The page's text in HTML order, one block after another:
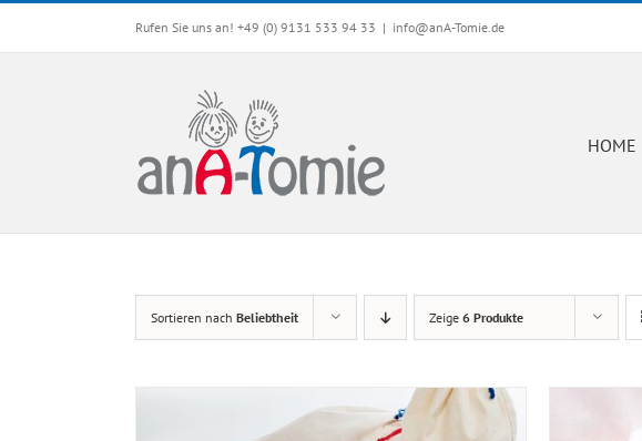
Rufen Sie uns an! +49 (0) 9131 533 94 33 | info@anA-Tomie.de
HOME
Sortieren nach Beliebtheit Zeige 6 Produkte